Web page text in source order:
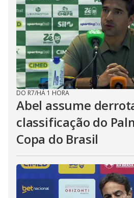
DO R7/HÁ 1 HORA
Abel assume
classificação do
Copa do Brasil